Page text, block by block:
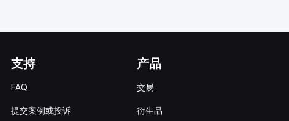
支持
FAQ
提交案例或投诉
产品
交易
衍生品